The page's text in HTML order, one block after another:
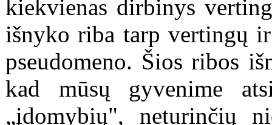
kiekvienas dirbinys
išnyko riba tarp vertingų
pseudomeno. Šios ribos
kad mūsų gyvenime
„įdomybių", neturinčių